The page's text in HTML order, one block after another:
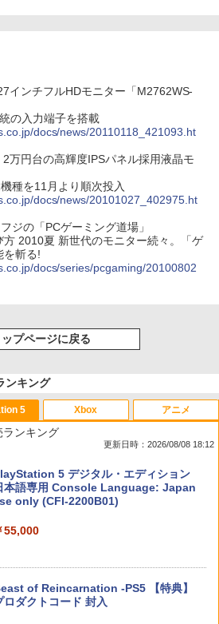
インチフルHDモニター「M2762WS-
の入力端子を搭載
docs/news/20110118_421093.ht
2万円台の高輝度IPSパネル採用液晶モ
種を11月より順次投入
docs/news/20101027_402975.ht
ジの「PCゲーミング道場」
2010夏 新世代のモニター続々。「ゲ
を斬る!
docs/series/pcgaming/20100802
ップページに戻る
ンキング
プラトゥーン レイダース|オンライン
ード版
プラトゥーン レイダース -Switch2
5
ンキング
更新日時：2026/08/08 18:12
5 デジタル・エディション
本語専用 Console Language: Japan
only (CFI-2200B01)
55,000
of Reincarnation -PS5 【特典】
ロダクトコード 封入
Xbox アニメ